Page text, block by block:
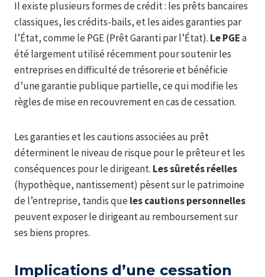
Il existe plusieurs formes de crédit : les prêts bancaires
classiques, les crédits-bails, et les aides garanties par
l’État, comme le PGE (Prêt Garanti par l’État). Le PGEa
été largement utilisé récemment pour soutenir les
entreprises en difficulté de trésorerie et bénéficie
d’une garantie publique partielle, ce qui modifie les
règles de mise en recouvrement en cas de cessation.
Les garanties et les cautions associées au prêt
déterminent le niveau de risque pour le prêteur et les
conséquences pour le dirigeant. Les sûretés réelles
(hypothèque, nantissement) pèsent sur le patrimoine
de l’entreprise, tandis queles cautions personnelles
peuvent exposer le dirigeant au remboursement sur
ses biens propres.
Implications d’une cessation